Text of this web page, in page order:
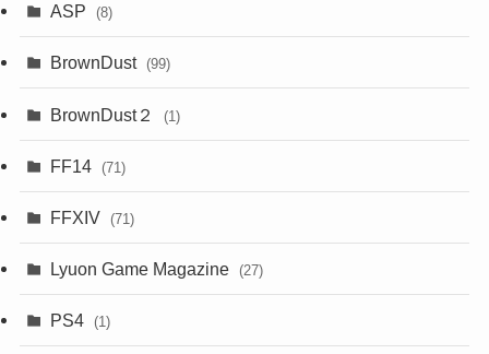
ASP (8)
BrownDust (99)
BrownDust２ (1)
FF14 (71)
FFXIV (71)
Lyuon Game Magazine (27)
PS4 (1)